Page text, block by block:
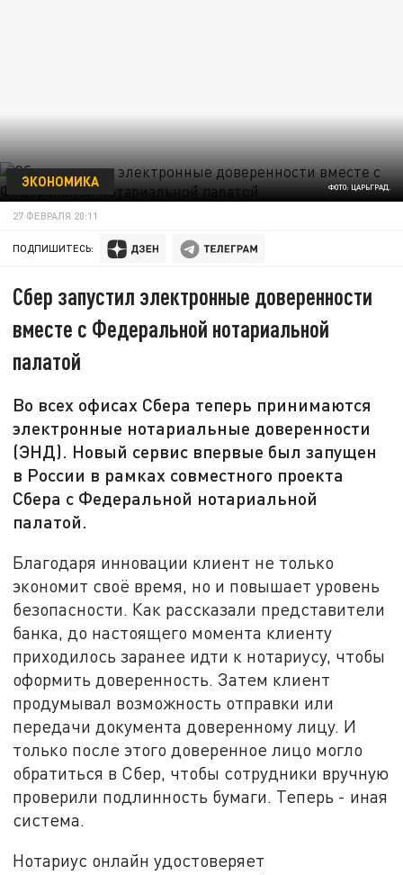
ФОТО: ЦАРЬГРАД.
ЭКОНОМИКА
27 ФЕВРАЛЯ 20:11
ПОДПИШИТЕСЬ:
Сбер запустил электронные доверенности
вместе с Федеральной нотариальной
палатой
Во всех офисах Сбера теперь принимаются
электронные нотариальные доверенности
(ЭНД). Новый сервис впервые был запущен
в России в рамках совместного проекта
Сбера с Федеральной нотариальной
палатой.
Благодаря инновации клиент не только
экономит своё время, но и повышает уровень
безопасности. Как рассказали представители
банка, до настоящего момента клиенту
приходилось заранее идти к нотариусу, чтобы
оформить доверенность. Затем клиент
продумывал возможность отправки или
передачи документа доверенному лицу. И
только после этого доверенное лицо могло
обратиться в Сбер, чтобы сотрудники вручную
проверили подлинность бумаги. Теперь - иная
система.
Нотариус онлайн удостоверяет